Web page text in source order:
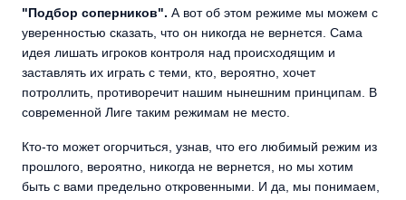
"Подбор соперников". А вот об этом режиме мы можем с
уверенностью сказать, что он никогда не вернется. Сама
идея лишать игроков контроля над происходящим и
заставлять их играть с теми, кто, вероятно, хочет
потроллить, противоречит нашим нынешним принципам. В
современной Лиге таким режимам не место.
Кто-то может огорчиться, узнав, что его любимый режим из
прошлого, вероятно, никогда не вернется, но мы хотим
быть с вами предельно откровенными. И да, мы понимаем,